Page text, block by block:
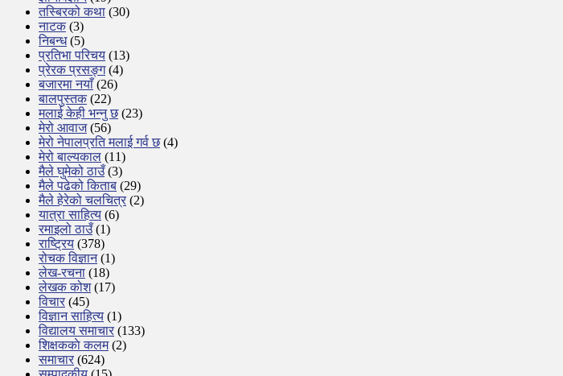
तस्बिरको कथा (30)
नाटक(3)
निबन्ध(5)
प्रतिभा परिचय (13)
प्रेरक प्रसङ्ग(4)
बजारमा नयाँ(26)
बालपुस्तक(22)
मलाई केही भन्नु छ(23)
मेरो आवाज(56)
मेरो नेपालप्रति मलाई गर्व छ(4)
मेरो बाल्यकाल (11)
मैले घुमेको ठाउँ(3)
मैले पढेको किताब (29)
मैले हेरेको चलचित्र (2)
यात्रा साहित्य (6)
रमाइलो ठाउँ(1)
राष्ट्रिय (378)
रोचक विज्ञान(1)
लेख-रचना (18)
लेखक कोश(17)
विचार (45)
विज्ञान साहित्य (1)
विद्यालय समाचार (133)
शिक्षककाे कलम(2)
समाचार (624)